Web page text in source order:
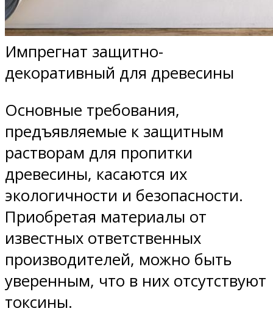
Импрегнат защитно-
декоративный для древесины
Основные требования,
предъявляемые к защитным
растворам для пропитки
древесины, касаются их
экологичности и безопасности.
Приобретая материалы от
известных ответственных
производителей, можно быть
уверенным, что в них отсутствуют
токсины.